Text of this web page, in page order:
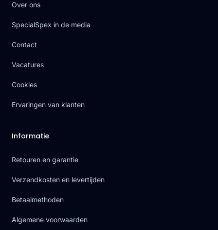
Over ons
SpecialSpex in de media
Contact
Vacatures
Cookies
Ervaringen van klanten
Informatie
Retouren en garantie
Verzendkosten en levertijden
Betaalmethoden
Algemene voorwaarden